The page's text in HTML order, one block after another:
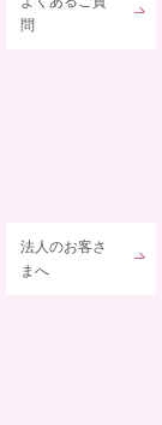
問
法人のお客さ
まへ